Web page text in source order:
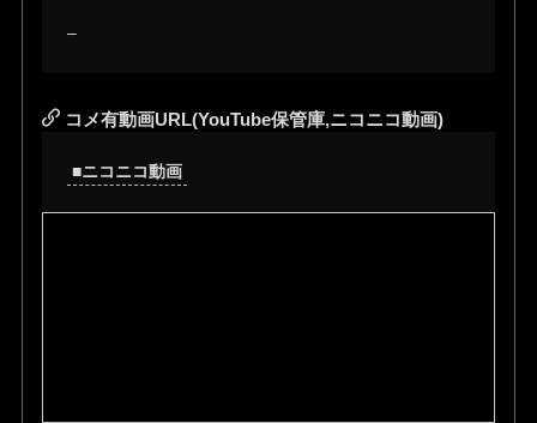
–
コメ有動画URL(YouTube保管庫,ニコニコ動画)
■ニコニコ動画